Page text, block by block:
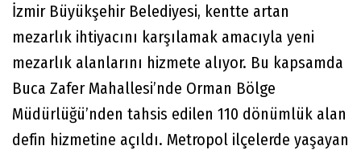
İzmir Büyükşehir Belediyesi, kentte artan
mezarlık ihtiyacını karşılamak amacıyla yeni
mezarlık alanlarını hizmete alıyor. Bu kapsamda
Buca Zafer Mahallesi’nde Orman Bölge
Müdürlüğü’nden tahsis edilen 110 dönümlük alan
defin hizmetine açıldı. Metropol ilçelerde yaşayan